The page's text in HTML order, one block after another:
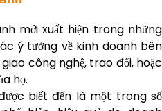
mới xuất hiện trong những
ý tưởng về kinh doanh bên
công nghệ, trao đổi, hoặc
họ.
biết đến là một trong số